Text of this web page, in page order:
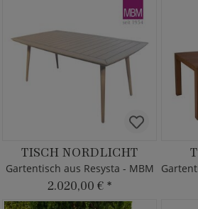
TISCH NORDLICHT
Gartentisch aus Resysta - MBM
2.020,00 € *